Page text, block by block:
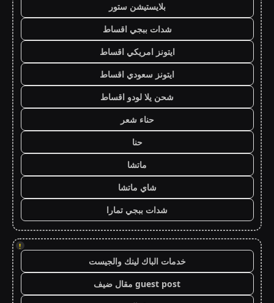
بلايستيشن ستور
شدات ببجي اقساط
ايتونز امريكي اقساط
ايتونز سعودي اقساط
شحن يلا لودو اقساط
حناء شعر
حنا
ماتشا
شاي ماتشا
شدات ببجي تمارا
!
خدمات الباك لينك والجيست
guest post مقال ضيف